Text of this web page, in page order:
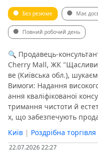
Без резюме Має
Повний робочий день
🔍 Продавець-
Cherry Mall, ЖК
ве (Київська обл.),
Вимоги: Надання
ання кваліфікованої
тримання чистоти й
х, що забезпечують
Київ | Роздрібна торгівля
22.07.2026 22:27